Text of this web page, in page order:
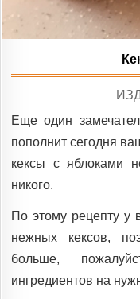
Еще один
пополнит сегодня
кексы с яблоками
никого.
По этому рецепту у
нежных кексов,
больше,
ингредиентов на